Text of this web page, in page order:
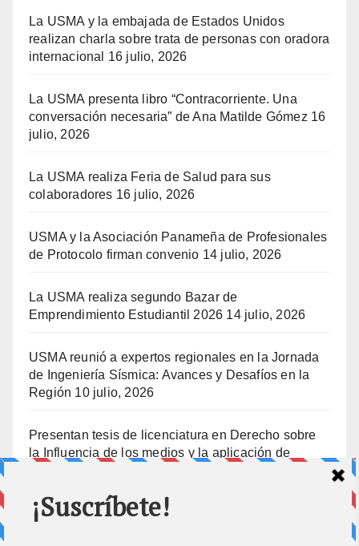
La USMA y la embajada de Estados Unidos
realizan charla sobre trata de personas con oradora
internacional
16 julio, 2026
La USMA presenta libro “Contracorriente. Una
conversación necesaria” de Ana Matilde Gómez 16
julio, 2026
La USMA realiza Feria de Salud para sus
colaboradores 16 julio, 2026
USMA y la Asociación Panameña de Profesionales
de Protocolo firman convenio 14 julio, 2026
La USMA realiza segundo Bazar de
Emprendimiento Estudiantil 2026 14 julio, 2026
USMA reunió a expertos regionales en la Jornada
de Ingeniería Sísmica: Avances y Desafíos en la
Región 10 julio, 2026
Presentan tesis de licenciatura en Derecho sobre
la Influencia de los medios y la aplicación de